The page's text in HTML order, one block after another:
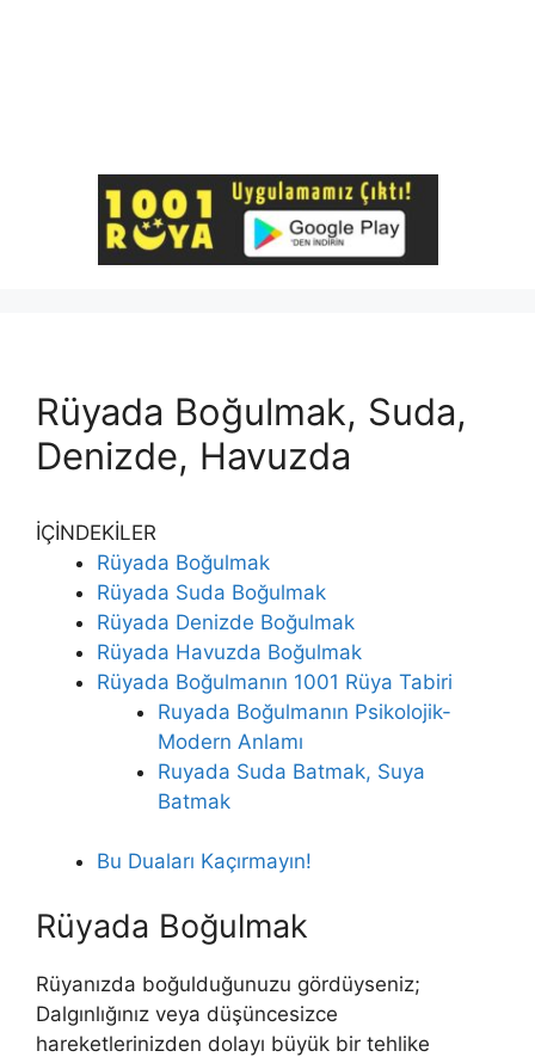
Rüyada Boğulmak, Suda,
Denizde, Havuzda
İÇİNDEKİLER
Rüyada Boğulmak
Rüyada Suda Boğulmak
Rüyada Denizde Boğulmak
Rüyada Havuzda Boğulmak
Rüyada Boğulmanın 1001 Rüya Tabiri
Ruyada Boğulmanın Psikolojik-
Modern Anlamı
Ruyada Suda Batmak, Suya
Batmak
Bu Duaları Kaçırmayın!
Rüyada Boğulmak
Rüyanızda boğulduğunuzu gördüyseniz;
Dalgınlığınız veya düşüncesizce
hareketlerinizden dolayı büyük bir tehlike